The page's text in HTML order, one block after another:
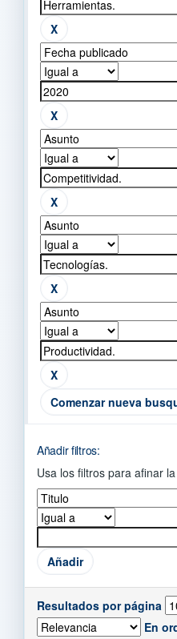
Comenzar nueva
Añadir filtros:
Usa los filtros para afinar
Resultados por página
En